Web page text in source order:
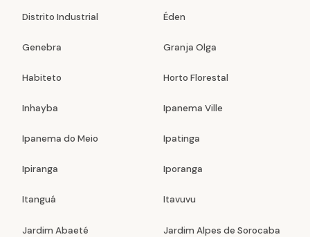
Distrito Industrial Éden
Genebra Granja Olga
Habiteto Horto Florestal
Inhayba Ipanema Ville
Ipanema do Meio Ipatinga
Ipiranga Iporanga
Itanguá Itavuvu
Jardim Abaeté Jardim Alpes de Sorocaba